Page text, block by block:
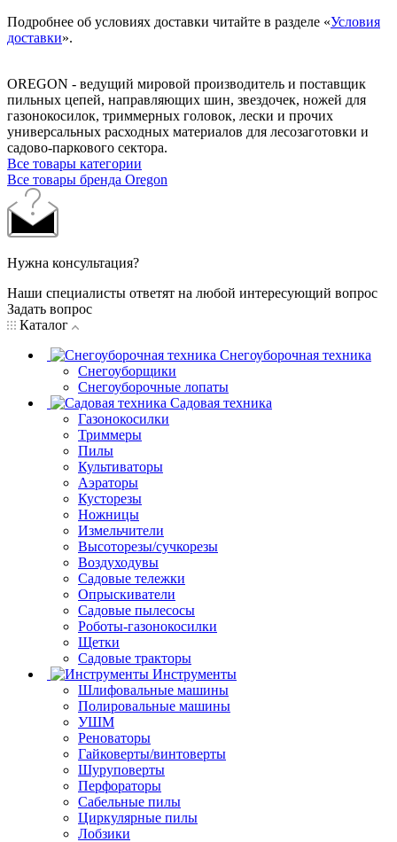
Подробнее об условиях доставки читайте в разделе «Условия
доставки».
OREGON - ведущий мировой производитель и поставщик
пильных цепей, направляющих шин, звездочек, ножей для
газонокосилок, триммерных головок, лески и прочих
универсальных расходных материалов для лесозаготовки и
садово-паркового сектора.
Все товары категории
Все товары бренда Oregon
Нужна консультация?
Наши специалисты ответят на любой интересующий вопрос
Задать вопрос
Каталог
Снегоуборочная техника
Снегоуборщики
Снегоуборочные лопаты
Садовая техника
Газонокосилки
Триммеры
Пилы
Культиваторы
Аэраторы
Кусторезы
Ножницы
Измельчители
Высоторезы/сучкорезы
Воздуходувы
Садовые тележки
Опрыскиватели
Садовые пылесосы
Роботы-газонокосилки
Щетки
Садовые тракторы
Инструменты
Шлифовальные машины
Полировальные машины
УШМ
Реноваторы
Гайковерты/винтоверты
Шуруповерты
Перфораторы
Сабельные пилы
Циркулярные пилы
Лобзики